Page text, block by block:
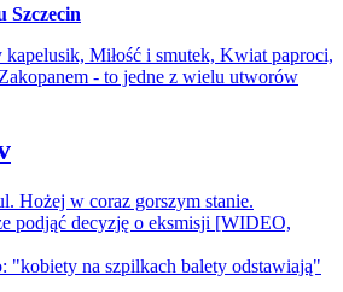
kapelusik, Miłość i smutek, Kwiat paproci,
- to jedne z wielu utworów
Hożej w coraz gorszym stanie.
podjąć decyzję o eksmisji [WIDEO,
"kobiety na szpilkach balety odstawiają"